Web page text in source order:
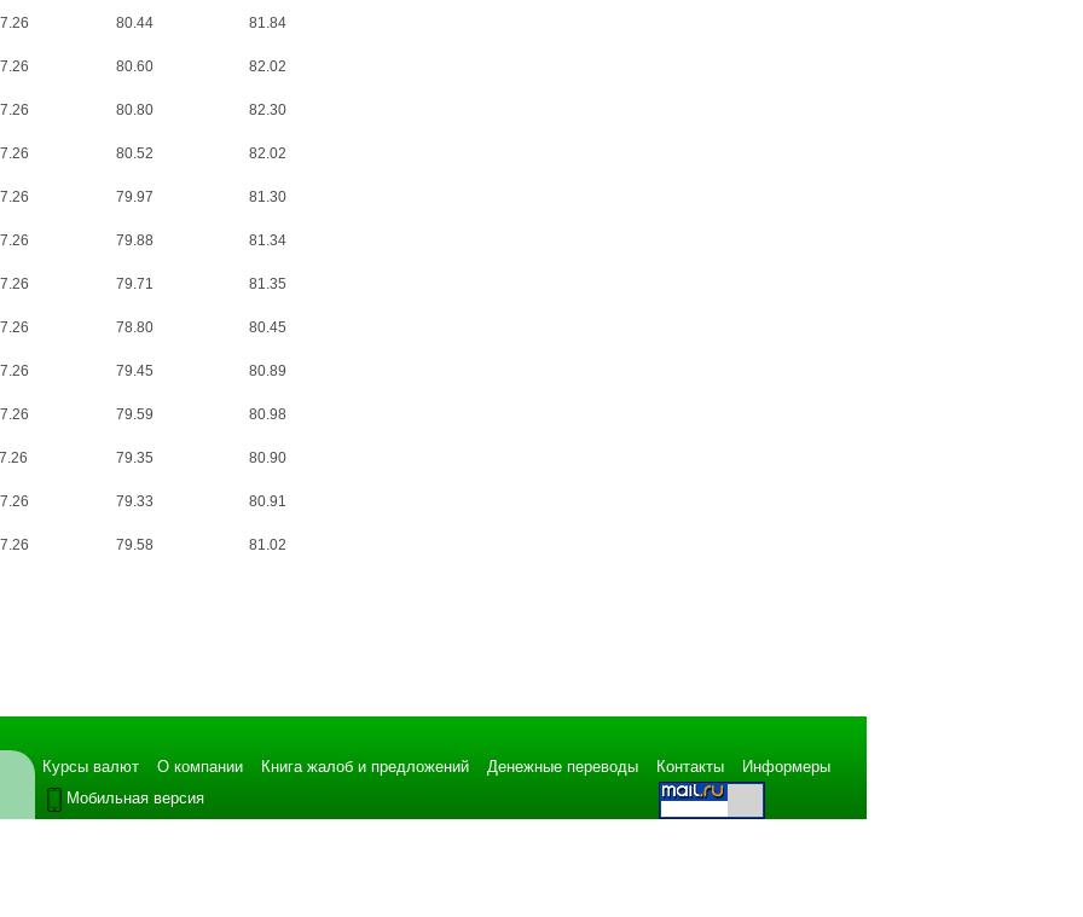
80.44 81.84
80.60 82.02
80.80 82.30
80.52 82.02
79.97 81.30
79.88 81.34
79.71 81.35
78.80 80.45
79.45 80.89
79.59 80.98
79.35 80.90
79.33 80.91
79.58 81.02
Курсы валют О компании Книга жалоб и предложений Денежные переводы Контакты
Информеры
Мобильная версия